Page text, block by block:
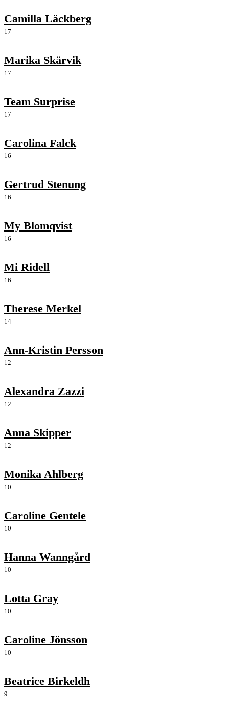
Camilla Läckberg
17
Marika Skärvik
17
Team Surprise
17
Carolina Falck
16
Gertrud Stenung
16
My Blomqvist
16
Mi Ridell
16
Therese Merkel
14
Ann-Kristin Persson
12
Alexandra Zazzi
12
Anna Skipper
12
Monika Ahlberg
10
Caroline Gentele
10
Hanna Wanngård
10
Lotta Gray
10
Caroline Jönsson
10
Beatrice Birkeldh
9